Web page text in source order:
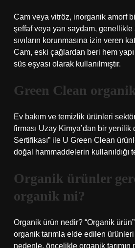
Cam veya vitröz, inorganik amorf
şeffaf veya yarı saydam, genellikle
sıvıların korunmasına izin veren
Cam, eski çağlardan beri hem
süs eşyası olarak kullanılmıştır.
Green Clean
Ev bakım ve temizlik ürünleri
firması Uzay Kimya’dan bir yenilik
Sertifikası” ile U Green Clean
doğal hammaddelerin kullanıldığı
Organik ürünler
organik mi?
Organik ürün nedir? “Organik
organik tarımla elde edilen
nedenle, öncelikle organik tarımın